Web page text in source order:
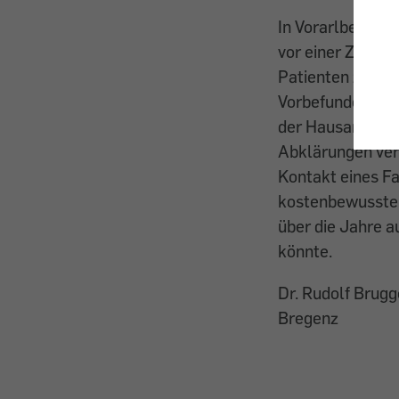
In Vorarlberg
vor einer
Patienten zu
Vorbefunde
der Hausarzt
Abklärungen
Kontakt eines
über die Jahre
könnte.
Dr. Rudolf
Bregenz